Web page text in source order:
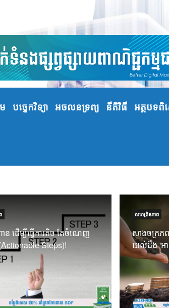
បច្ចេកវិទ្យា អចលនទ្រព្យ នីតិវិធី អត្ថបទ
បត្រ គ្រាន់តែជាក្រដាសមួយសន្លឹ
តប្រាកដរបស់អ្នក គឺត្រូវបានបង្ហ
ាបថ!
2025
ដើម្បីធ្វើការតិច តែចំណេញ
Steps)!
សហគ្រិនភាព
សាងចក្រភ
យល់ដឹង 'អា